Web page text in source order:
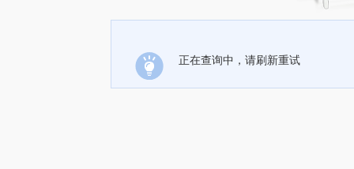
正在查询中，请刷新重试